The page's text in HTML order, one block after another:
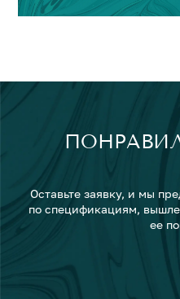
Оставьте заявку, и мы
по спецификациям,
ее